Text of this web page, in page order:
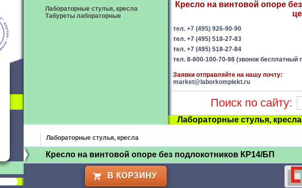
Лабораторные стулья, кресла
Табуреты лабораторные
Кресло на винтовой опоре
тел. +7 (495) 926-90-90
тел. +7 (495) 518-27-83
тел. +7 (495) 518-27-84
тел. 8-800-100-70-98 (звонок бесплатный
Заявки отправляйте на нашу почту:
market@laborkomplekt.ru
Поиск по сайту:
Лабораторные стулья,
Лабораторные стулья, кресла
Кресло на винтовой опоре без подлокотников КР14/БП
В КОРЗИНУ